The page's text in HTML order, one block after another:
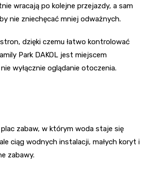
wracają po kolejne przejazdy, a sam
nie zniechęcać mniej odważnych.
dzięki czemu łatwo kontrolować
Park DAKOL jest miejscem
wyłącznie oglądanie otoczenia.
zabaw, w którym woda staje się
ciąg wodnych instalacji, małych koryt i
zabawy.